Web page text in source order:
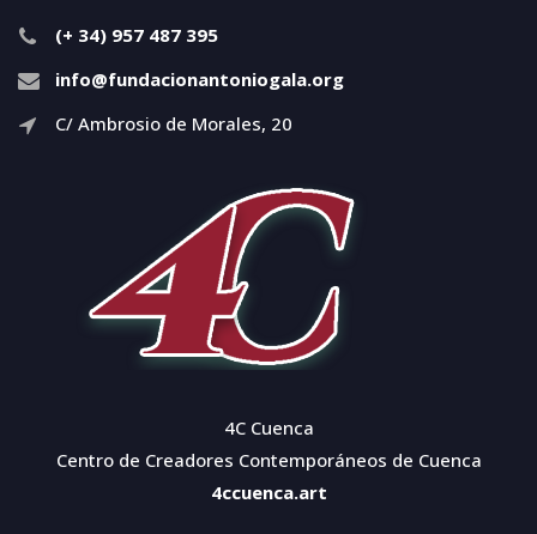
(+ 34) 957 487 395
info@fundacionantoniogala.org
C/ Ambrosio de Morales, 20
4C Cuenca
Centro de Creadores Contemporáneos de Cuenca
4ccuenca.art